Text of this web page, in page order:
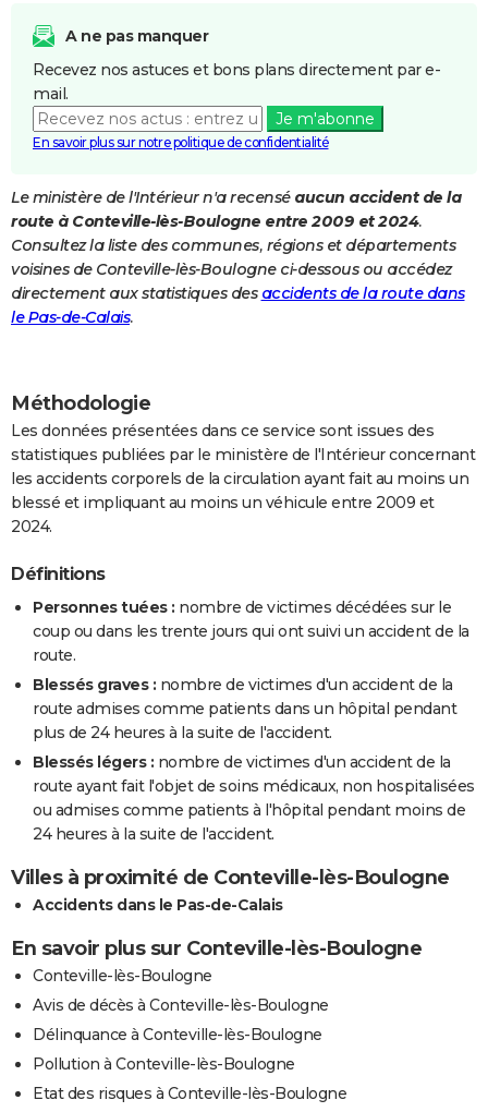
Destinations
City break
Voyage nature
Voyage de noces
Forum
Climat
PHOTO
GUIDES D'ACHAT
BONS PLANS
Carte de Noël
Carte Bonne année
Carte Saint-Valentin
Carte Pâques
Carte d'anniversaire
DICTIONNAIRE
Dictionnaire
Biographies
Citations
Expressions
Proverbes
PROGRAMME TV
COPAINS D'AVANT
S'inscrire
Se connecter
Lycées
Collèges
Primaires
Universités
Entreprises
Service militaire
Avis de recherche
A ne pas manquer
Recevez nos astuces et bons plans directement par e-
mail.
Je m'abonne
En savoir plus sur notre politique de confidentialité
Le ministère de l'Intérieur n'a recensé aucun accident de la
route à Conteville-lès-Boulogne entre 2009 et 2024.
Consultez la liste des communes, régions et départements
voisines de Conteville-lès-Boulogne ci-dessous ou accédez
directement aux statistiques des accidents de la route dans
le Pas-de-Calais.
Méthodologie
Les données présentées dans ce service sont issues des
statistiques publiées par le ministère de l'Intérieur concernant
les accidents corporels de la circulation ayant fait au moins un
blessé et impliquant au moins un véhicule entre 2009 et
2024.
Définitions
Personnes tuées : nombre de victimes décédées sur le
coup ou dans les trente jours qui ont suivi un accident de la
route.
Blessés graves : nombre de victimes d'un accident de la
route admises comme patients dans un hôpital pendant
plus de 24 heures à la suite de l'accident.
Blessés légers : nombre de victimes d'un accident de la
route ayant fait l'objet de soins médicaux, non hospitalisées
ou admises comme patients à l'hôpital pendant moins de
24 heures à la suite de l'accident.
Villes à proximité de Conteville-lès-Boulogne
Accidents dans le Pas-de-Calais
En savoir plus sur Conteville-lès-Boulogne
Conteville-lès-Boulogne
Avis de décès à Conteville-lès-Boulogne
Délinquance à Conteville-lès-Boulogne
Pollution à Conteville-lès-Boulogne
Etat des risques à Conteville-lès-Boulogne